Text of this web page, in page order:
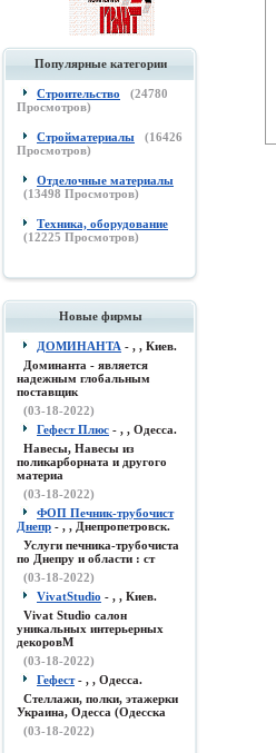
Популярные категории
Строительство (24780
Просмотров)
Стройматериалы (16426
Просмотров)
Отделочные материалы
(13498 Просмотров)
Техника, оборудование
(12225 Просмотров)
Новые фирмы
ДОМИНАНТА - , , Киев.
Доминанта - является
надежным глобальным
поставщик
(03-18-2022)
Гефест Плюс - , , Одесса.
Навесы, Навесы из
поликарборната и другого
материа
(03-18-2022)
ФОП Печник-трубочист
Днепр - , , Днепропетровск.
Услуги печника-трубочиста
по Днепру и области : ст
(03-18-2022)
VivatStudio - , , Киев.
Vivat Studio салон
уникальных интерьерных
декоровМ
(03-18-2022)
Гефест- , , Одесса.
Стеллажи, полки, этажерки
Украина, Одесса (Одесска
(03-18-2022)